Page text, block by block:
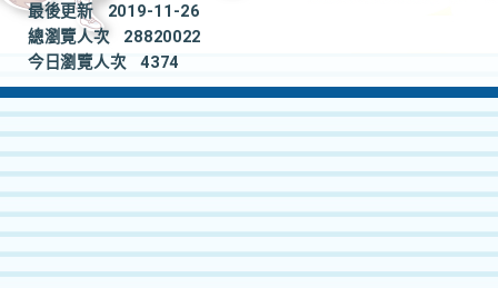
最後更新
2019-11-26
總瀏覽人次
28820022
今日瀏覽人次
4374